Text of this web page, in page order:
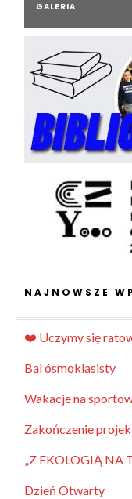
GALERIA
NAJNOWSZE
❤️ Uczymy się
Bal ósmoklasisty
Wakacje na
Zakończenie
„Z EKOLOGIĄ NA
Dzień Otwarty